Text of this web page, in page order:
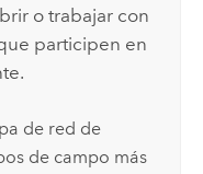
o trabajar con
participen en
de red de
de campo más